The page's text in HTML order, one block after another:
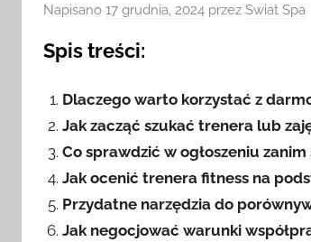
Napisano 17 grudnia, 2024 przez Swiat Spa
Spis treści:
Dlaczego warto korzystać z
Jak zacząć szukać trenera lub
Co sprawdzić w ogłoszeniu
Jak ocenić trenera fitness na
Przydatne narzędzia do
Jak negocjować warunki